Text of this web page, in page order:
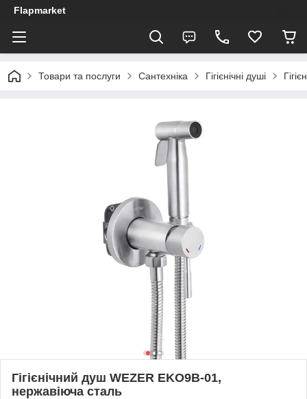
Flapmarket
Товари та послуги Сантехніка Гігієнічні душі
Гігієнічний душ WEZER EKO9B-01,
нержавіюча сталь